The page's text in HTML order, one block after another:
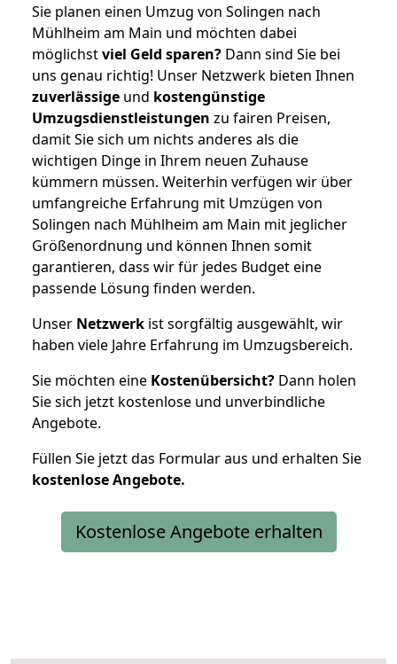
Sie planen einen Umzug von Solingen nach
Mühlheim am Main und möchten dabei
möglichstviel Geld sparen? Dann sind Sie bei
uns genau richtig! Unser Netzwerk bieten Ihnen
zuverlässige und kostengünstige
Umzugsdienstleistungen zu fairen Preisen,
damit Sie sich um nichts anderes als die
wichtigen Dinge in Ihrem neuen Zuhause
kümmern müssen. Weiterhin verfügen wir über
umfangreiche Erfahrung mit Umzügen von
Solingen nach Mühlheim am Main mit jeglicher
Größenordnung und können Ihnen somit
garantieren, dass wir für jedes Budget eine
passende Lösung finden werden.
Unser Netzwerk ist sorgfältig ausgewählt, wir
haben viele Jahre Erfahrung im Umzugsbereich.
Sie möchten eine Kostenübersicht? Dann holen
Sie sich jetzt kostenlose und unverbindliche
Angebote.
Füllen Sie jetzt das Formular aus und erhalten Sie
kostenloseAngebote.
Kostenlose Angebote erhalten